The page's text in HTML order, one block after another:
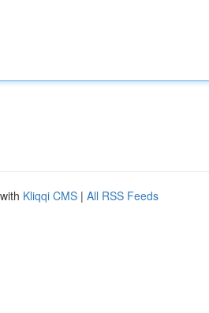
Kliqqi CMS | All RSS Feeds